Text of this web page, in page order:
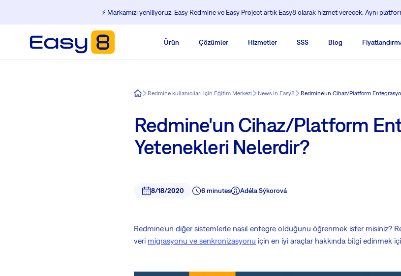
⚡️ Markamızı yeniliyoruz: Easy Redmine ve Easy Project artık Easy8 olarak hizmet verecek. Aynı
Ürün Çözümler Hizmetler SSS Blog
Easy8Redmine kullanıcıları için Eğitim Merkezi News in Easy8 Redmine'un Cihaz/Platform
Redmine'un Cihaz/Platform
Yetenekleri Nelerdir?
8/18/2020 6 minutes Adéla Sýkorová
Redmine'un diğer sistemlerle nasıl entegre olduğunu öğrenmek ister misiniz?
veri migrasyonu ve senkronizasyonu için en iyi araçlar hakkında bilgi edinmek